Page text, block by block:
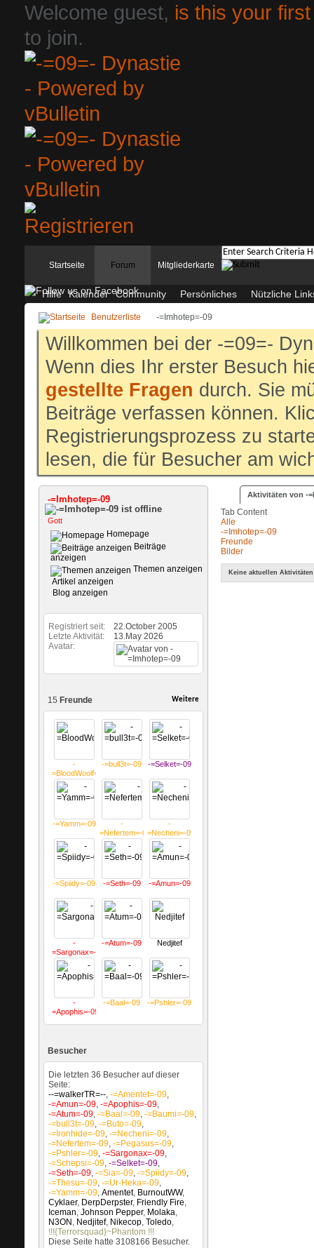
Welcome guest, is this your
to join.
Startseite Forum
Hilfe Kalender Community Persönliches Nützliche
Mitgliederkarte
Benutzerliste -=Imhotep=-09
Willkommen bei der -=09=-
Wenn dies Ihr erster Besuch
gestellte Fragen durch. Sie
Beiträge verfassen können.
Registrierungsprozess zu
lesen, die für Besucher am
-=Imhotep=-09
Gott
Homepage
Beiträge
anzeigen
Themen anzeigen
Artikel anzeigen
Blog anzeigen
Registriert seit
22.October 2005
Letzte Aktivität
13.May 2026
Avatar
Weitere
15 Freunde
-
=BloodWoolf=-09
-=bull3t=-09 -=Selket=-09
-=Yamm=-09
-
=Nefertem=-09
-
=Necheni=-09
-=Spiidy=-09 -=Seth=-09 -=Amun=-09
-
=Sargonax=-09
-=Atum=-09 Nedjitef
-
=Apophis=-09
-=Baal=-09 -=Pshler=-09
Besucher
Die letzten 36 Besucher auf dieser
Seite:
--=walkerTR=--, -=Amentet=-09,
-=Amun=-09, -=Apophis=-09,
-=Atum=-09, -=Baal=-09, -=Baumi=-09,
-=bull3t=-09, -=Buto=-09,
-=Ironhide=-09, -=Necheni=-09,
-=Nefertem=-09, -=Pegasus=-09,
-=Pshler=-09, -=Sargonax=-09,
-=Schepsi=-09, -=Selket=-09,
-=Seth=-09, -=Sia=-09, -=Spiidy=-09,
-=Thesu=-09, -=Ur-Heka=-09,
-=Yamm=-09, Amentet, BurnoutWW,
Cyklaer, DerpDerpster, Friendly Fire,
Iceman, Johnson Pepper, Molaka,
N3ON , Nedjitef, Nikecop, Toledo,
!!!{Terrorsquad}~Phantom !!!
Diese Seite hatte 3108166 Besucher.
Aktivitäten von -
Tab Content
Alle
-=Imhotep=-09
Freunde
Bilder
Keine aktuellen Aktivitäten